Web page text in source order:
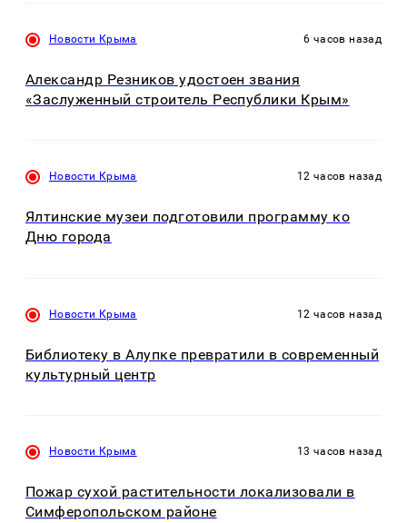
Новости Крыма 6 часов назад
Александр Резников удостоен звания
«Заслуженный строитель Республики Крым»
Новости Крыма 12 часов назад
Ялтинские музеи подготовили программу ко
Дню города
Новости Крыма 12 часов назад
Библиотеку в Алупке превратили в современный
культурный центр
Новости Крыма 13 часов назад
Пожар сухой растительности локализовали в
Симферопольском районе